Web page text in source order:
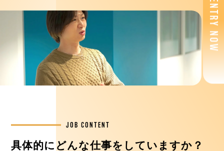
ENTRY NOW
JOB CONTENT
具体的にどんな仕事をしていますか？